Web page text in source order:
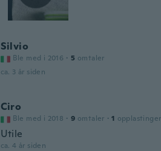
Silvio
Ble med i 2016 · 5 omtaler
ca. 3 år siden
Ciro
Ble med i 2018 · 9 omtaler · 1 opplastinger
Utile
ca. 4 år siden